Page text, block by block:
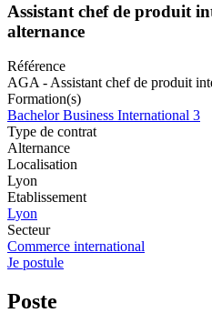
Assistant chef de produit
alternance
Référence
AGA - Assistant chef de produit
Formation(s)
Bachelor Business International 3
Type de contrat
Alternance
Localisation
Lyon
Etablissement
Lyon
Secteur
Commerce international
Je postule
Poste